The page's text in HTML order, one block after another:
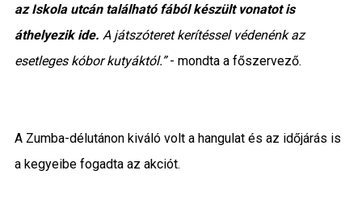
az Iskola utcán található fából készült vonatot is
áthelyezik ide. A játszóteret kerítéssel védenénk az
esetleges kóbor kutyáktól.”- mondta a főszervező.
A Zumba-délutánon kiváló volt a hangulat és az időjárás is
a kegyeibe fogadta az akciót.